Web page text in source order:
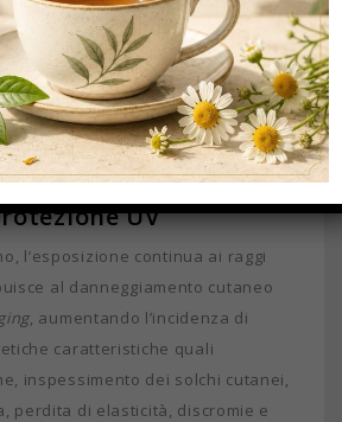
essere un rimedio efficace per
può lenire irritazioni e
dermatite rosacea e può
per il trattamento dei cheloidi.
UV
l’esposizione continua ai raggi
al danneggiamento cutaneo
, aumentando l’incidenza di
caratteristiche quali
inspessimento dei solchi cutanei,
perdita di elasticità, discromie e